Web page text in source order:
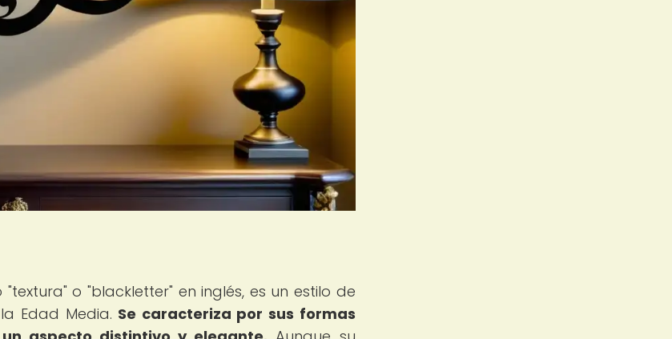
o "blackletter" en inglés, es un estilo de
Edad Media. Se caracteriza por sus formas